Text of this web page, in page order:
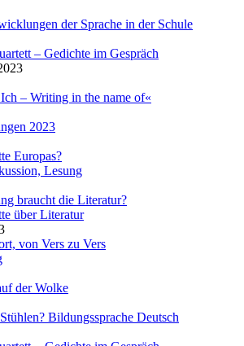
der Sprache in der Schule
– Gedichte im Gespräch
– Writing in the name of«
2023
Europas?
Lesung
braucht die Literatur?
über Literatur
von Vers zu Vers
der Wolke
Bildungssprache Deutsch